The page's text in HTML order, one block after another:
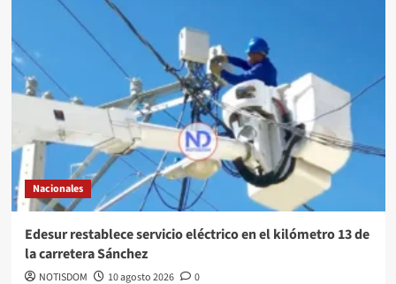
Nacionales
Edesur restablece servicio eléctrico en el kilómetro 13 de
la carretera Sánchez
NOTISDOM 10 agosto 2026 0